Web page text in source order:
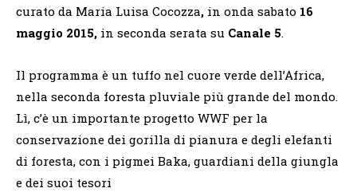
curato da Maria Luisa Cocozza, in onda sabato 16
maggio 2015, in seconda serata su Canale 5.
Il programma è un tuffo nel cuore verde dell’Africa,
nella seconda foresta pluviale più grande del mondo.
Lì, c’è un importante progetto WWF per la
conservazione dei gorilla di pianura e degli elefanti
di foresta, con i pigmei Baka, guardiani della giungla
e dei suoi tesori